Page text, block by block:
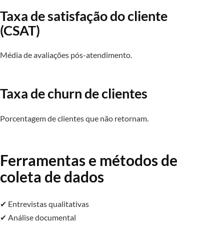
Taxa de satisfação do cliente
(CSAT)
Média de avaliações pós-atendimento.
Taxa de churn de clientes
Porcentagem de clientes que não retornam.
Ferramentas e métodos de
coleta de dados
✔ Entrevistas qualitativas
✔ Análise documental